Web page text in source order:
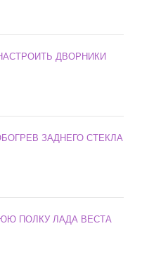
ДВОРНИКИ
ЗАДНЕГО СТЕКЛА
ПОЛКУ ЛАДА ВЕСТА